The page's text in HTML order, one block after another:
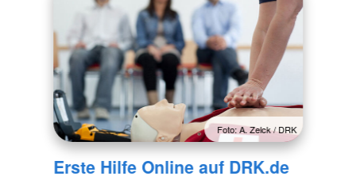
Foto: A. Zelck / DRK
Erste Hilfe Online auf DRK.de